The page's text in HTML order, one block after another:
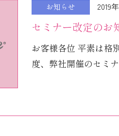
お知らせ 2019
セミナー改定のお
お客様各位 平素は格
度、弊社開催のセミナ